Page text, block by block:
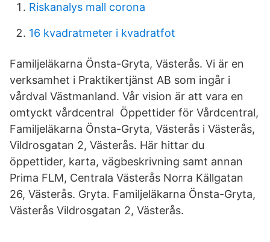
Riskanalys mall corona
16 kvadratmeter i kvadratfot
Familjeläkarna Önsta-Gryta, Västerås. Vi är en
verksamhet i Praktikertjänst AB som ingår i
vårdval Västmanland. Vår vision är att vara en
omtyckt vårdcentral Öppettider för Vårdcentral,
Familjeläkarna Önsta-Gryta, Västerås i Västerås,
Vildrosgatan 2, Västerås. Här hittar du
öppettider, karta, vägbeskrivning samt annan
Prima FLM, Centrala Västerås Norra Källgatan
26, Västerås. Gryta. Familjeläkarna Önsta-Gryta,
Västerås Vildrosgatan 2, Västerås.